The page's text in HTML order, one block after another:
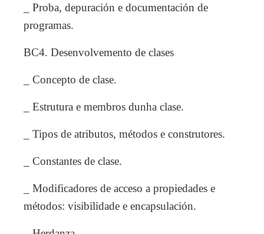
_ Proba, depuración e documentación de
programas.
BC4. Desenvolvemento de clases
_ Concepto de clase.
_ Estrutura e membros dunha clase.
_ Tipos de atributos, métodos e construtores.
_ Constantes de clase.
_ Modificadores de acceso a propiedades e
métodos: visibilidade e encapsulación.